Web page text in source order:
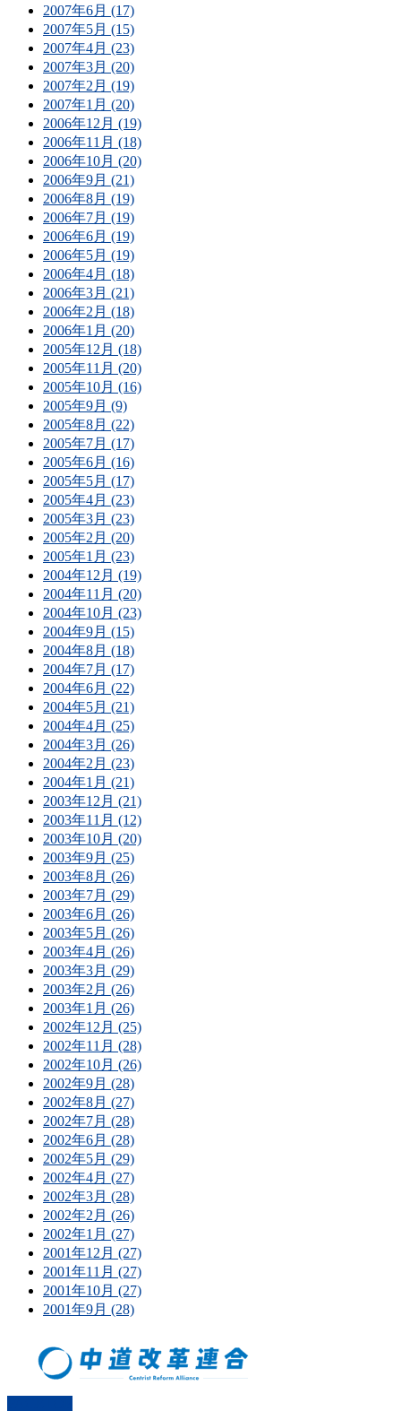
2007年6月 (17)
2007年5月 (15)
2007年4月 (23)
2007年3月 (20)
2007年2月 (19)
2007年1月 (20)
2006年12月 (19)
2006年11月 (18)
2006年10月 (20)
2006年9月 (21)
2006年8月 (19)
2006年7月 (19)
2006年6月 (19)
2006年5月 (19)
2006年4月 (18)
2006年3月 (21)
2006年2月 (18)
2006年1月 (20)
2005年12月 (18)
2005年11月 (20)
2005年10月 (16)
2005年9月 (9)
2005年8月 (22)
2005年7月 (17)
2005年6月 (16)
2005年5月 (17)
2005年4月 (23)
2005年3月 (23)
2005年2月 (20)
2005年1月 (23)
2004年12月 (19)
2004年11月 (20)
2004年10月 (23)
2004年9月 (15)
2004年8月 (18)
2004年7月 (17)
2004年6月 (22)
2004年5月 (21)
2004年4月 (25)
2004年3月 (26)
2004年2月 (23)
2004年1月 (21)
2003年12月 (21)
2003年11月 (12)
2003年10月 (20)
2003年9月 (25)
2003年8月 (26)
2003年7月 (29)
2003年6月 (26)
2003年5月 (26)
2003年4月 (26)
2003年3月 (29)
2003年2月 (26)
2003年1月 (26)
2002年12月 (25)
2002年11月 (28)
2002年10月 (26)
2002年9月 (28)
2002年8月 (27)
2002年7月 (28)
2002年6月 (28)
2002年5月 (29)
2002年4月 (27)
2002年3月 (28)
2002年2月 (26)
2002年1月 (27)
2001年12月 (27)
2001年11月 (27)
2001年10月 (27)
2001年9月 (28)